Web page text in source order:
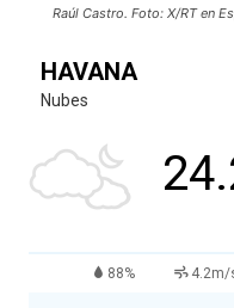
Raúl Castro. Foto: X/RT en
HAVANA
Nubes
88% 4.2m/